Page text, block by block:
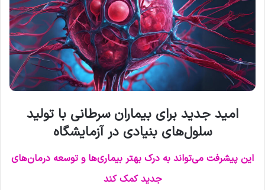
امید جدید برای بیماران سرطانی با تولید
سلول‌های بنیادی در آزمایشگاه
این پیشرفت می‌تواند به درک بهتر بیماری‌ها و توسعه درمان‌های
جدید کمک کند